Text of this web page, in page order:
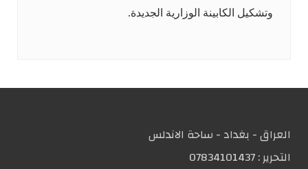
وتشكيل الكابينة الوزارية الجديدة.
العراق - بغداد - ساحة الاندلس
التحریر :07834101437